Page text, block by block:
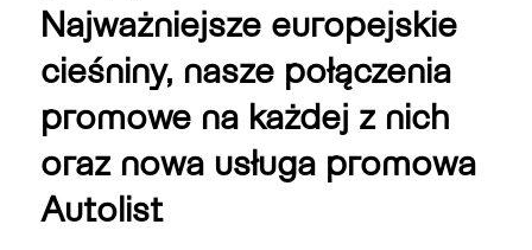
Najważniejsze europejskie
cieśniny, nasze połączenia
promowe na każdej z nich
oraz nowa usługa promowa
Autolist